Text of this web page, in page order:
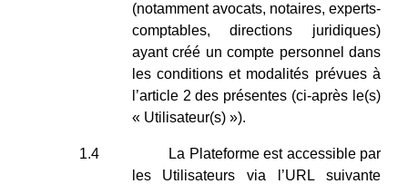
(notamment avocats, notaires, experts-
comptables, directions juridiques)
ayant créé un compte personnel dans
les conditions et modalités prévues à
l’article 2 des présentes (ci-après le(s)
« Utilisateur(s) »).
1.4
La Plateforme est accessible par
les Utilisateurs via l’URL suivante